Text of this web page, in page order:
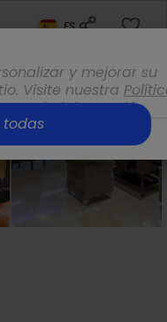
ES
y mejorar su
Visite nuestra
más información.